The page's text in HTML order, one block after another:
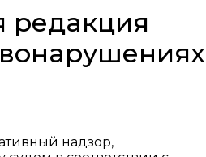
редакция
надзор,